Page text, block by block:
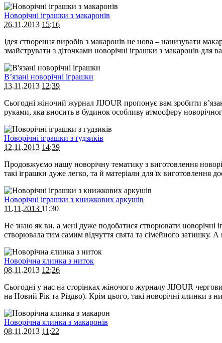
Новорічні іграшки з макаронів
26.11.2013 15:16
Ідея створення виробів з макаронів не нова – нанизувати
змайструвати з діточками новорічні іграшки з макаронів для
В’язані новорічні іграшки
13.11.2013 12:39
Сьогодні жіночий журнал JIJOUR пропонує вам зробити
руками, яка вносить в будинок особливу атмосферу
Новорічні іграшки з ґудзиків
12.11.2013 14:39
Продовжуємо нашу новорічну тематику з виготовлення
такі іграшки дуже легко, та й матеріали для їх виготовлення
Новорічні іграшки з книжкових аркушів
11.11.2013 11:30
Не знаю як ви, а мені дуже подобатися створювати
створювала тим самим відчуття свята та сімейного затишку.
Новорічна ялинка з ниток
08.11.2013 12:26
Сьогодні у нас на сторінках жіночого журналу JIJOUR
на Новий Рік та Різдво). Крім цього, такі новорічні ялинки з
Новорічна ялинка з макаронів
08.11.2013 11:22